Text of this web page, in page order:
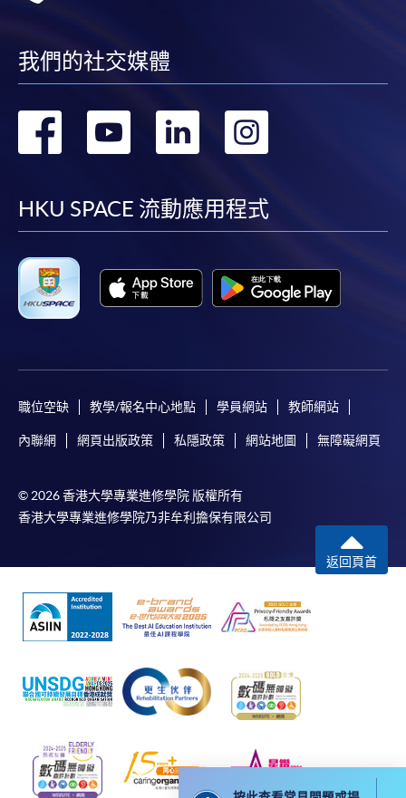
報名辦法
請填妥「 申請表 (點撃上述連結)及連同
份證副本親臨本院任何一間報名中心報名。
郵寄 報名
名費」支票寄到香港北角英皇道250號北角城中心11樓
香港大學專業進修學院劉先生收。
不少於40字的入讀原因。請 點撃
，並按照
相關指示完成報名。
付款方法
(WeChat Pay) 或支付寶(Alipay)
申請人可親臨學院任何一所報名中心，以現金、「易
（Alipay） 繳付學費。
2. 支票或銀行本票
我們的社交媒體
轉
facebook
轉
youtube
轉
linkedin
HKU SPACE 流動應用程式
職位空缺 教學/報名中心地點 學員網站 教師網站
內聯網 網頁出版政策 私隱政策 網站地圖 無障礙網頁
© 2026 香港大學專業進修學院 版權所有
香港大學專業進修學院乃非牟利擔保有限公司
返回頁首